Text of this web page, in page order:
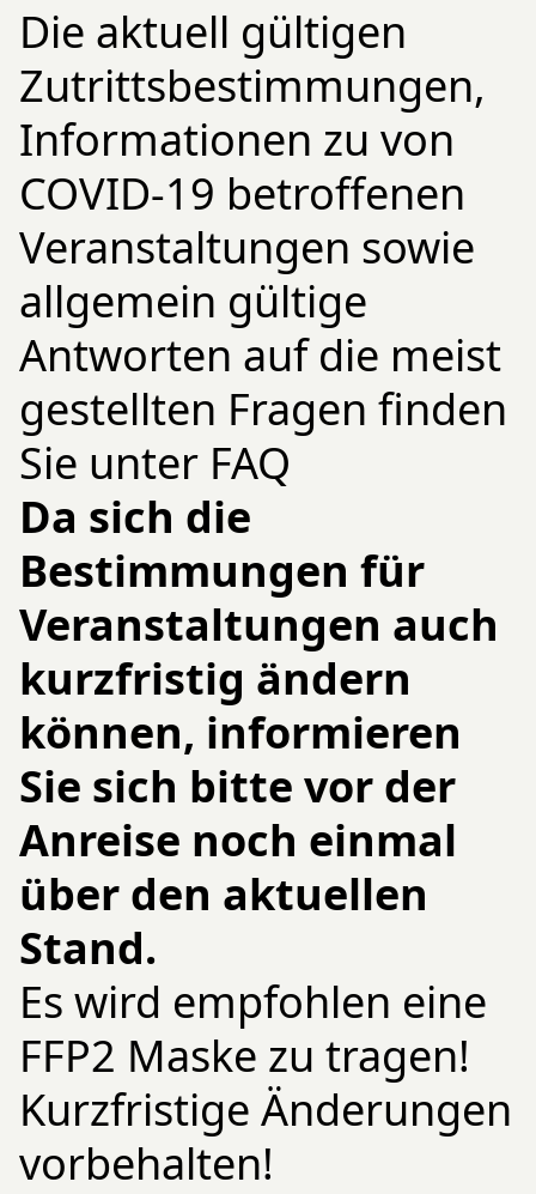
Die aktuell gültigen
Zutrittsbestimmungen,
Informationen zu von
COVID-19 betroffenen
Veranstaltungen sowie
allgemein gültige
Antworten auf die meist
gestellten Fragen finden
Sie unter FAQ
Da sich die
Bestimmungen für
Veranstaltungen auch
kurzfristig ändern
können, informieren
Sie sich bitte vor der
Anreise noch einmal
über den aktuellen
Stand.
Es wird empfohlen eine
FFP2 Maske zu tragen!
Kurzfristige Änderungen
vorbehalten!